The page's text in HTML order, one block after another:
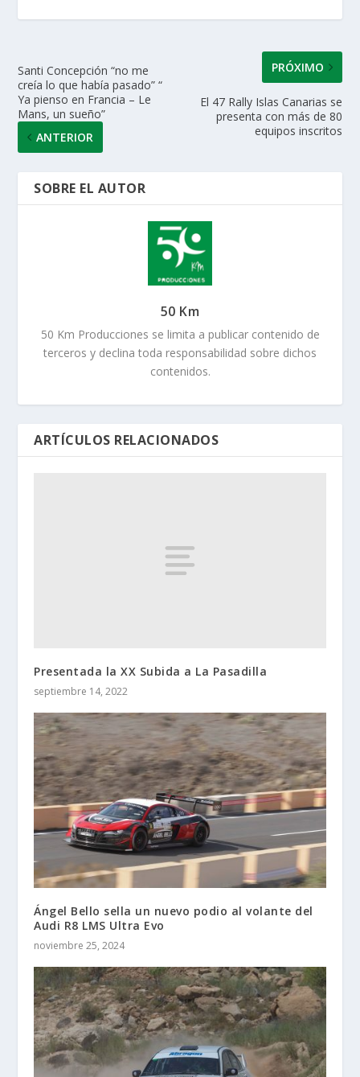
p k r
Santi Concepción “no me
creía lo que había pasado” “
Ya pienso en Francia – Le
Mans, un sueño”
ANTERIOR
PRÓXIMO
El 47 Rally Islas Canarias se
presenta con más de 80
equipos inscritos
SOBRE EL AUTOR
50 Km
50 Km Producciones se limita a publicar contenido de
terceros y declina toda responsabilidad sobre dichos
contenidos.
ARTÍCULOS RELACIONADOS
Presentada la XX Subida a La Pasadilla
septiembre 14, 2022
Ángel Bello sella un nuevo podio al volante del
Audi R8 LMS Ultra Evo
noviembre 25, 2024